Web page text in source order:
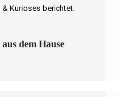
& Kurioses berichtet.
dem Hause